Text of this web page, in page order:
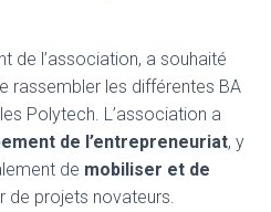
de l’association, a souhaité
rassembler les différentes BA
Polytech. L’association a
de l’entrepreneuriat, y
de mobiliser et de
de projets novateurs.